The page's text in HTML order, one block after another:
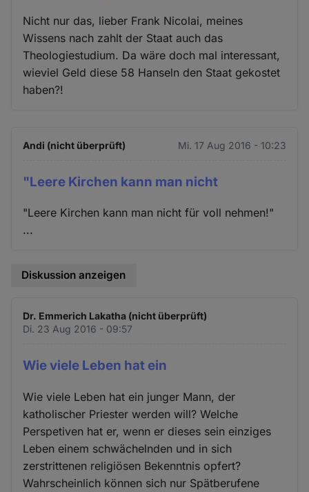
Nicht nur das, lieber Frank Nicolai, meines
Wissens nach zahlt der Staat auch das
Theologiestudium. Da wäre doch mal interessant,
wieviel Geld diese 58 Hanseln den Staat gekostet
haben?!
Andi (nicht überprüft) Mi. 17 Aug 2016 - 10:23
"Leere Kirchen kann man nicht
"Leere Kirchen kann man nicht für voll nehmen!"
...
Diskussion anzeigen
Dr. Emmerich Lakatha (nicht überprüft)
Di. 23 Aug 2016 - 09:57
Wie viele Leben hat ein
Wie viele Leben hat ein junger Mann, der
katholischer Priester werden will? Welche
Perspetiven hat er, wenn er dieses sein einziges
Leben einem schwächelnden und in sich
zerstrittenen religiösen Bekenntnis opfert?
Wahrscheinlich können sich nur Spätberufene